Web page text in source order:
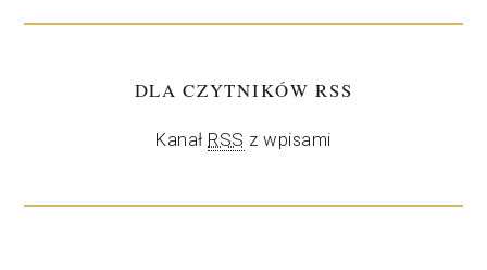
DLA CZYTNIKÓW RSS
Kanał RSS z wpisami